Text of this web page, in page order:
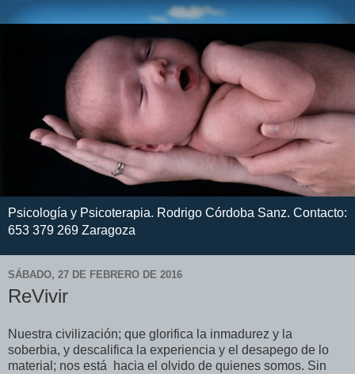
Psicología y Psicoterapia. Rodrigo Córdoba Sanz. Contacto:
653 379 269 Zaragoza
SÁBADO, 27 DE FEBRERO DE 2016
ReVivir
Nuestra civilización; que glorifica la inmadurez y la
soberbia, y descalifica la experiencia y el desapego de lo
material; nos está hacia el olvido de quienes somos. Sin